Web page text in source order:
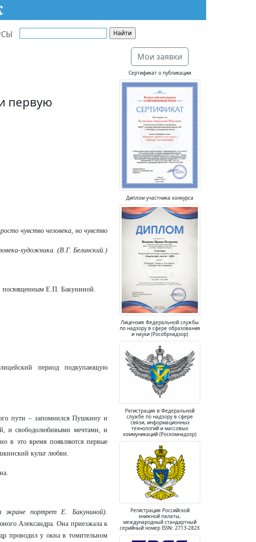
первую
чувство человека, но чувство
художника. (В.Г. Белинский.)
посвященным Е.П. Бакуниной.
период подкупающую
пути – запомнился Пушкину и
и свободолюбивыми мечтами, и
в это время появляются первые
культ любви.
экране портрет Е. Бакуниной).
Александра. Она приезжала к
проводил у окна в томительном
Мои заявки
Сертификат о публикации
Диплом участника конкурса
Лицензия Федеральной службы
по надзору в сфере образования
и науки (Рособрнадзор)
Регистрация в Федеральной
службе по надзору в сфере
связи, информационных
технологий и массовых
коммуникаций (Роскомнадзор)
Регистрация Российской
книжной палаты,
международный стандартный
серийный номер ISSN: 2713-282X